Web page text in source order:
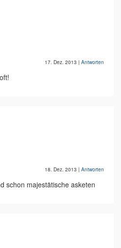
17. Dez. 2013 | Antworten
18. Dez. 2013 | Antworten
schon majestätische asketen